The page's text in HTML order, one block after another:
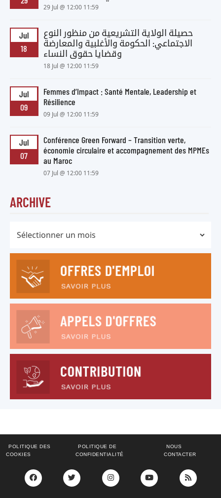
29 Jul @ 12:00 11:59
Jul
18
حصيلة الولاية التشريعية من منظور النوع
الاجتماعي: الحكومة والأغلبية والمعارضة
وقضايا حقوق النساء
18 Jul @ 12:00 11:59
Jul
09
Femmes d’Impact : Santé Mentale, Leadership et
Résilience
09 Jul @ 12:00 11:59
Jul
07
Conférence Green Forward – Transition verte,
économie circulaire et accompagnement des MPMEs
au Maroc
07 Jul @ 12:00 11:59
ARCHIVE
POLITIQUE DES
COOKIES
POLITIQUE DE
CONFIDENTIALITÉ
NOUS
CONTACTER